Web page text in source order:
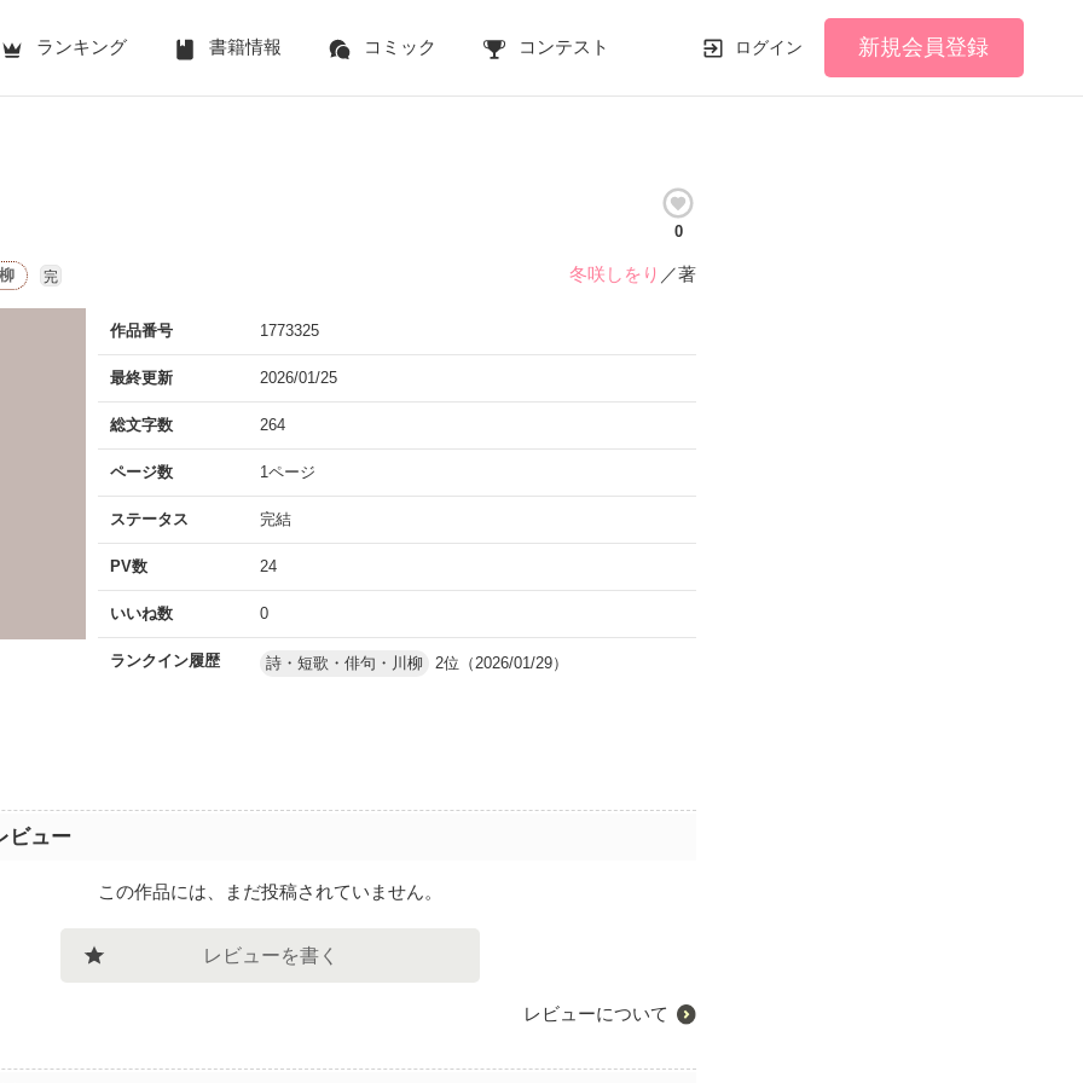
ランキング 書籍情報 コミック コンテスト ログイン 新規会員登録
0
完 冬咲しをり ／著
作品番号 1773325
最終更新 2026/01/25
総文字数 264
ページ数 1ページ
ステータス 完結
PV数 24
いいね数 0
ランクイン履歴 詩・短歌・俳句・川柳 2位（2026/01/29）
ビュー
この作品には、まだ投稿されていません。
レビューを書く
レビューについて